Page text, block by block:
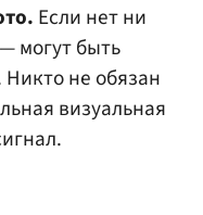
Если нет ни
могут быть
не обязан
визуальная